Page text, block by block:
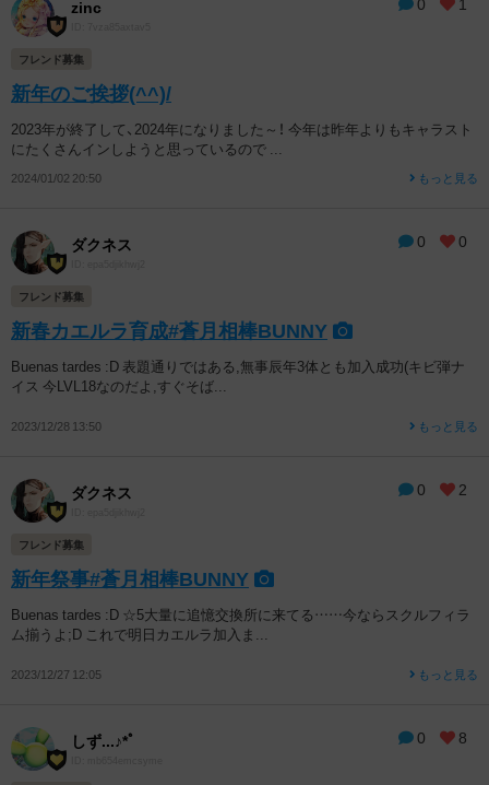
zinc
フレンド募集
新年のご挨拶(^^)/
2023年が終了して、2024年になりました～！ 今年は昨年よりもキャラスト
にたくさんインしようと思っているので ...
2024/01/02 20:50 もっと見る
0 0
ダクネス
フレンド募集
新春カエルラ育成#蒼月相棒BUNNY
Buenas tardes :D 表題通りではある,無事辰年3体とも加入成功(キビ弾ナ
イス 今LVL18なのだよ,すぐそば...
2023/12/28 13:50 もっと見る
0 2
ダクネス
フレンド募集
新年祭事#蒼月相棒BUNNY
Buenas tardes :D ☆5大量に追憶交換所に来てる……今ならスクルフィラ
ム揃うよ;D これで明日カエルラ加入ま...
2023/12/27 12:05 もっと見る
0 8
しず...♪*ﾟ